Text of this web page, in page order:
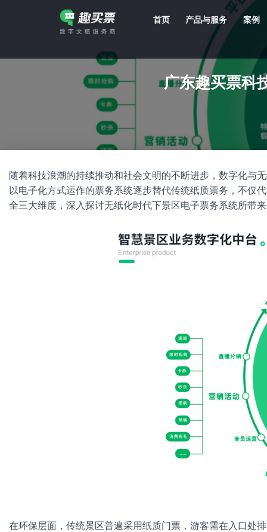
首页 产品与服务 案例
广东趣买票科
随着科技浪潮的持续推动和社会文明的不断进步，数字化与
以电子化方式运作的票务系统逐步替代传统纸质票务，不仅
全三大维度，深入探讨无纸化时代下景区电子票务系统所带
在环保层面，传统景区普遍采用纸质门票，游客需在入口处